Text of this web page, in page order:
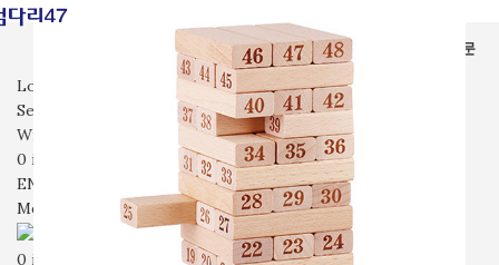
장난감 시계잡화기타입고예정회사소개
자주묻는질문
문의
Login / Register
Search
Wishlist
0 items
ENG
Menu
0 items